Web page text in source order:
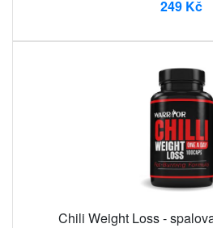
249 Kč
Chili Weight Loss -